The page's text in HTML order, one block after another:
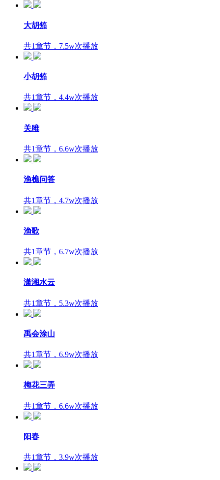
大胡笳
共1章节，7.5w次播放
小胡笳
共1章节，4.4w次播放
关雎
共1章节，6.6w次播放
渔樵问答
共1章节，4.7w次播放
渔歌
共1章节，6.7w次播放
潇湘水云
共1章节，5.3w次播放
禹会涂山
共1章节，6.9w次播放
梅花三弄
共1章节，6.6w次播放
阳春
共1章节，3.9w次播放